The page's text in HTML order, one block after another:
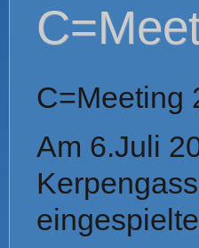
C=Meeting
Am 6.Juli